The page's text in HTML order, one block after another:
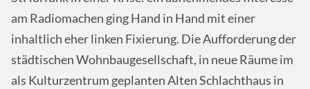
am Radiomachen ging Hand in Hand mit einer
inhaltlich eher linken Fixierung. Die Aufforderung der
städtischen Wohnbaugesellschaft, in neue Räume im
als Kulturzentrum geplanten Alten Schlachthaus in